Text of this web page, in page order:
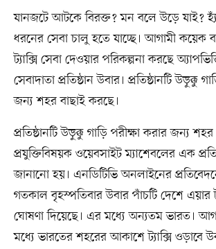
যানজটে আটকে বিরক্ত? মন বলে উড়ে যাই?
ধরনের সেবা চালু হতে যাচ্ছে। আগামী কয়েক
ট্যাক্সি সেবা দেওয়ার পরিকল্পনা করছে
সেবাদাতা প্রতিষ্ঠান উবার। প্রতিষ্ঠানটি উড়ুক্কু
জন্য শহর বাছাই করছে।
প্রতিষ্ঠানটি উড়ুক্কু গাড়ি পরীক্ষা করার জন্য
প্রযুক্তিবিষয়ক ওয়েবসাইট ম্যাশেবলের এক
জানানো হয়। এনডিটিভি অনলাইনের
গতকাল বৃহস্পতিবার উবার পাঁচটি দেশে এয়ার
ঘোষণা দিয়েছে। এর মধ্যে অন্যতম ভারত।
মধ্যে ভারতের শহরের আকাশে ট্যাক্সি ওড়াবে